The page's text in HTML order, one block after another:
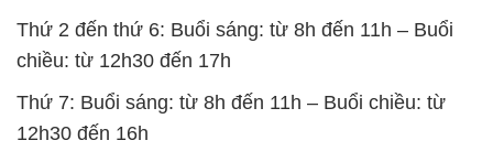
Thứ 2 đến thứ 6: Buổi sáng: từ 8h đến 11h – Buổi
chiều: từ 12h30 đến 17h
Thứ 7: Buổi sáng: từ 8h đến 11h – Buổi chiều: từ
12h30 đến 16h